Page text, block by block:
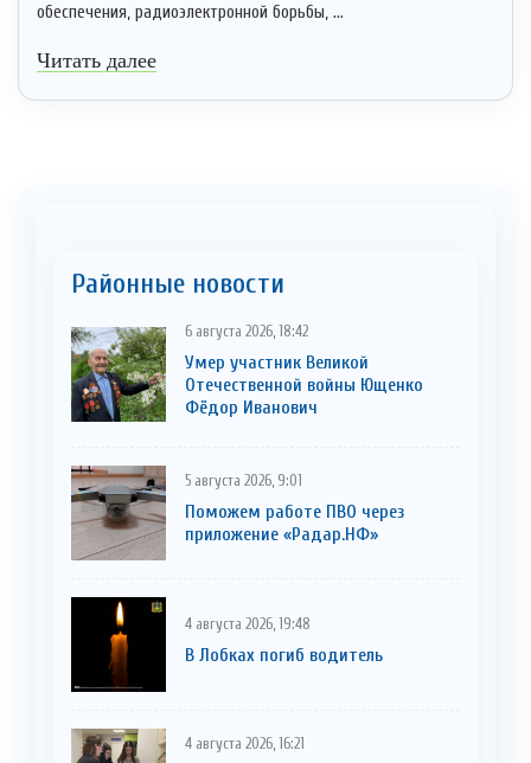
обеспечения, радиоэлектронной борьбы, ...
Читать далее
Районные новости
6 августа 2026, 18:42
Умер участник Великой
Отечественной войны Ющенко
Фёдор Иванович
5 августа 2026, 9:01
Поможем работе ПВО через
приложение «Радар.НФ»
4 августа 2026, 19:48
В Лобках погиб водитель
4 августа 2026, 16:21